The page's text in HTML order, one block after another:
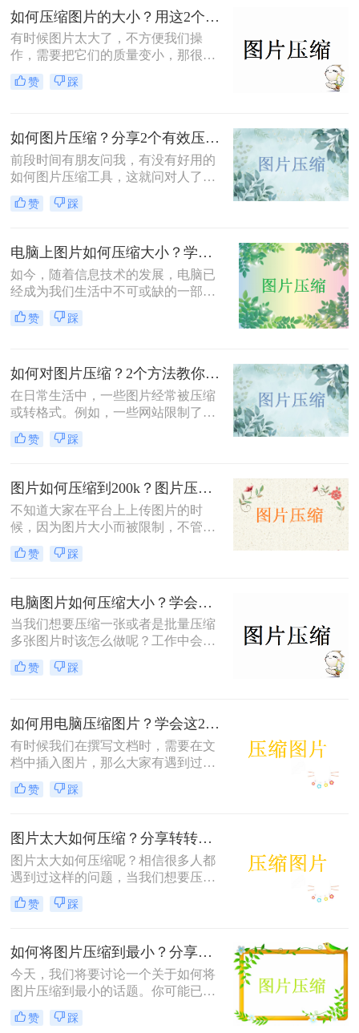
把图片压缩到200k以内才能保持清晰
呢？今天就来给大家介绍一款好用的
图片压缩软件。
如何压缩图片的大小？用这2个方法轻松压缩图片！简单快速
有时候图片太大了，不方便我们操
作，需要把它们的质量变小，那很多
朋友不知道如何压缩图片的大小。其
实修改图片分辨率也可以改变图片的
赞 踩
如何图片压缩？分享2个有效压缩图片的方法，操作简单无门槛
前段时间有朋友问我，有没有好用的
如何图片压缩工具，这就问对人了，
很多人使用的压缩图片文件不是收费
高就是压缩质量不咋的，当我们想要
事半功倍了，那么小编今天就来给大
家推荐一款，用完都说好哦。
赞 踩
电脑上图片如何压缩大小？学会这2种方法，10倍压缩无损图片
如今，随着信息技术的发展，电脑已
经成为我们生活中不可或缺的一部
分。电脑上可以操作图片、文档、办
公设备、游戏等。然而，由于图片
间。有时因为时间太长，发送超时，
它会给我们的传输文件带来很多不必
要的麻烦，这让我们很苦恼。我们可
办多了，那么电脑上图片如何压缩大
赞 踩
如何对图片压缩？2个方法教你有效地压缩图片，简单又方便！建议收藏
在日常生活中，一些图片经常被压缩
或转格式。例如，一些网站限制了上
传图片的大小；一些政府网站上传的
头像需要指定大小。有些软件专门用
要下载和安装。那么，有没有简单的
方法压缩图片大小呢？当然是有的，
小编今天就给大家介绍一下如何对图
片压缩的方法步骤。
赞 踩
图片如何压缩到200k？图片压缩指定大小工具推荐
不知道大家在平台上上传图片的时
候，因为图片大小而被限制，不管是
网站、社交平台还是邮箱，都有一定
的体积要求，当我们的图片太多太大
图片如何压缩到200k呢？其实要压缩
图片文件很简单的，下面就来给大家
讲讲吧。
赞 踩
电脑图片如何压缩大小？学会这2种图片压缩方法，给你的电脑腾出40%的空间
当我们想要压缩一张或者是批量压缩
多张图片时该怎么做呢？工作中会接
收许多的图片文件，如果你是文职工
作的，那么经常会需要处理这些文件
赞 踩
如何用电脑压缩图片？学会这2种方法，压缩无损图片
有时候我们在撰写文档时，需要在文
档中插入图片，那么大家有遇到过图
片显示过大的情况吗？如果插入的图
片数量较多，我们就需要对这些图片
存。
赞 踩
图片太大如何压缩？分享转转大师2种方法，新手小白也能学会
图片太大如何压缩呢？相信很多人都
遇到过这样的问题，当我们想要压缩
图片大小却不知道怎么办的时候，看
到本文，不妨跟着以下步骤操作一
缩图片文件既方便效果又赞，关键
是，除了图片压缩这个功能外还有许
多转换功能，可以满足我们的工作需
求。
赞 踩
如何将图片压缩到最小？分享个实用图片压缩工具
今天，我们将要讨论一个关于如何将
图片压缩到最小的话题。你可能已经
知道，图片是网站页面设计中非常重
要的一部分。但是，过多的大尺寸图
赞 踩